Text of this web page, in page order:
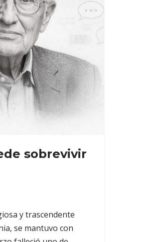
sobrevivir
y trascendente
se mantuvo con